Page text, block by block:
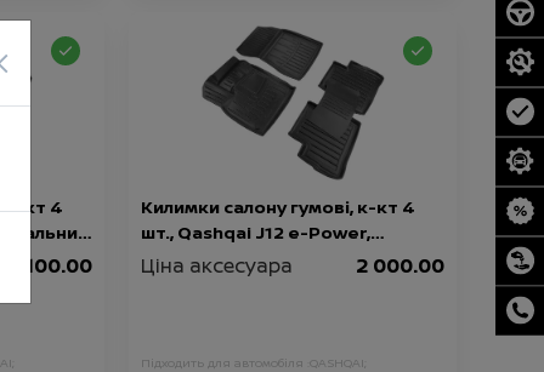
к-кт 4
2 100.00
Килимки салону гумові, к-кт 4
шт., Qashqai J12 e-Power,
локальний виробник
Ціна аксесуара 2 000.00
Підходить для автомобіля : QASHQAI;